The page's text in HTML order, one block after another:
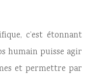
c’est étonnant
humain puisse agir
et permettre par